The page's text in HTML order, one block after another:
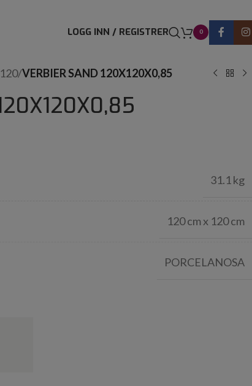
LOGG INN / REGISTRER 0
/VERBIER SAND 120X120X0,85
31.1 kg
120 cm x 120 cm
PORCELANOSA